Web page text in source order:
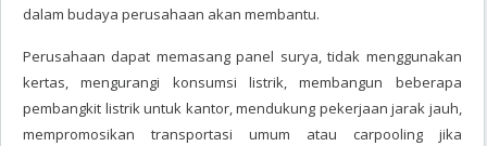
dalam budaya perusahaan akan membantu.
Perusahaan dapat memasang panel surya, tidak menggunakan
kertas, mengurangi konsumsi listrik, membangun beberapa
pembangkit listrik untuk kantor, mendukung pekerjaan jarak jauh,
mempromosikan transportasi umum atau carpooling jika